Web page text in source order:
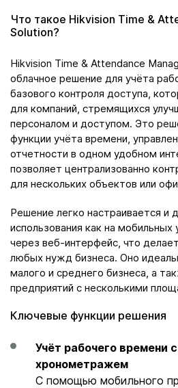
Что такое Hikvision Time &
Solution?
Hikvision Time & Attendance
облачное решение для учёта
базового контроля доступа,
для компаний, стремящихся
персоналом и доступом. Это
функции учёта времени,
отчетности в одном удобном
позволяет централизованно
для нескольких объектов или
Решение легко настраивается и
использования как на мобильных
через веб-интерфейс, что
любых нужд бизнеса. Оно
малого и среднего бизнеса, а
предприятий с несколькими
Ключевые функции решения
Учёт рабочего времени с
хронометражем
С помощью мобильного